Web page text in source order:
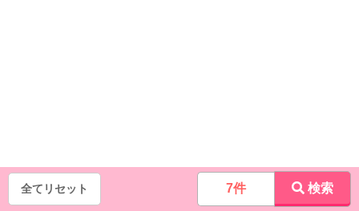
全てリセット 7件 検索